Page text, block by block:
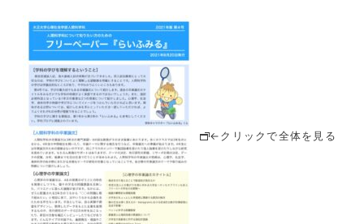
←クリックで全体を見る